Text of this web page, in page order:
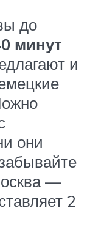
до
минут
и
они
—
2